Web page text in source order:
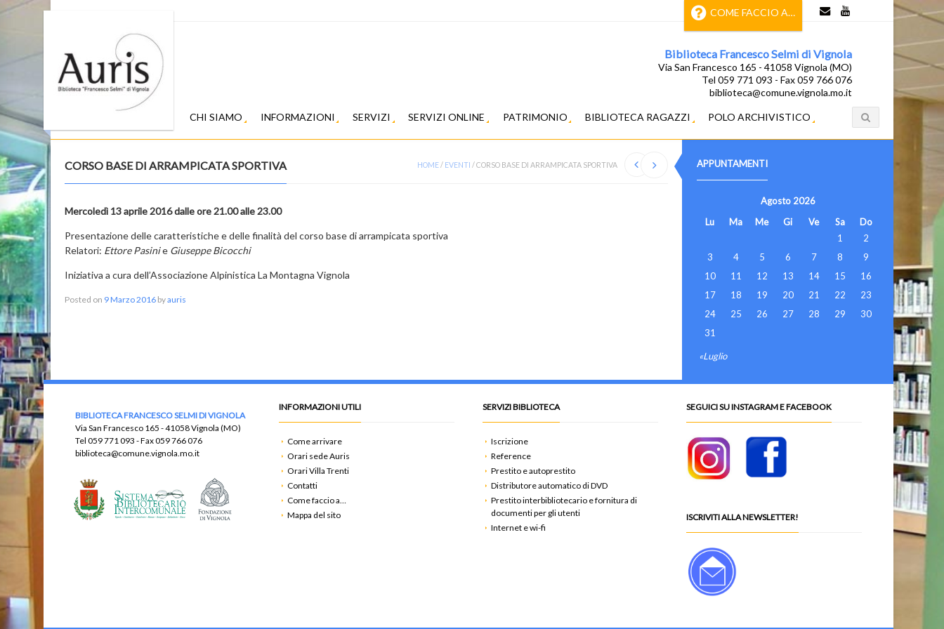
COME FACCIO A…
Biblioteca Francesco Selmi di Vignola
Via San Francesco 165 - 41058 Vignola (MO)
Tel 059 771 093 - Fax 059 766 076
biblioteca@comune.vignola.mo.it
CHI SIAMO INFORMAZIONI SERVIZI SERVIZI ONLINE PATRIMONIO BIBLIOTECA RAGAZZI POLO ARCHIVISTICO
APPUNTAMENTI
Agosto 2026
Lu
Ma Me Gi Ve Sa
Do
1
2
3
4 5 6 7 8
9
10
11 12 13 14 15
16
17
18 19 20 21 22
23
24
25 26 27 28 29
30
31
«Luglio
HOME/ EVENTI /CORSO BASE DI ARRAMPICATA SPORTIVA
CORSO BASE DI ARRAMPICATA SPORTIVA
Mercoledì 13 aprile 2016 dalle ore 21.00 alle 23.00
Presentazione delle caratteristiche e delle finalità del corso base di arrampicata sportiva
Relatori: Ettore Pasinie Giuseppe Bicocchi
Iniziativa a cura dell’Associazione Alpinistica La Montagna Vignola
Posted on 9 Marzo 2016 byauris
BIBLIOTECA FRANCESCO SELMI DI VIGNOLA
Via San Francesco 165 - 41058 Vignola (MO)
Tel 059 771 093 - Fax059 766 076
biblioteca@comune.vignola.mo.it
INFORMAZIONI UTILI
Come arrivare
Orari sede Auris
Orari Villa Trenti
Contatti
Come faccio a…
Mappa del sito
SERVIZI BIBLIOTECA
Iscrizione
Reference
Prestito e autoprestito
Distributore automatico di DVD
Prestito interbibliotecario e fornitura di
documenti per gli utenti
Internet e wi-fi
SEGUICI SU INSTAGRAM E FACEBOOK
ISCRIVITI ALLA NEWSLETTER!